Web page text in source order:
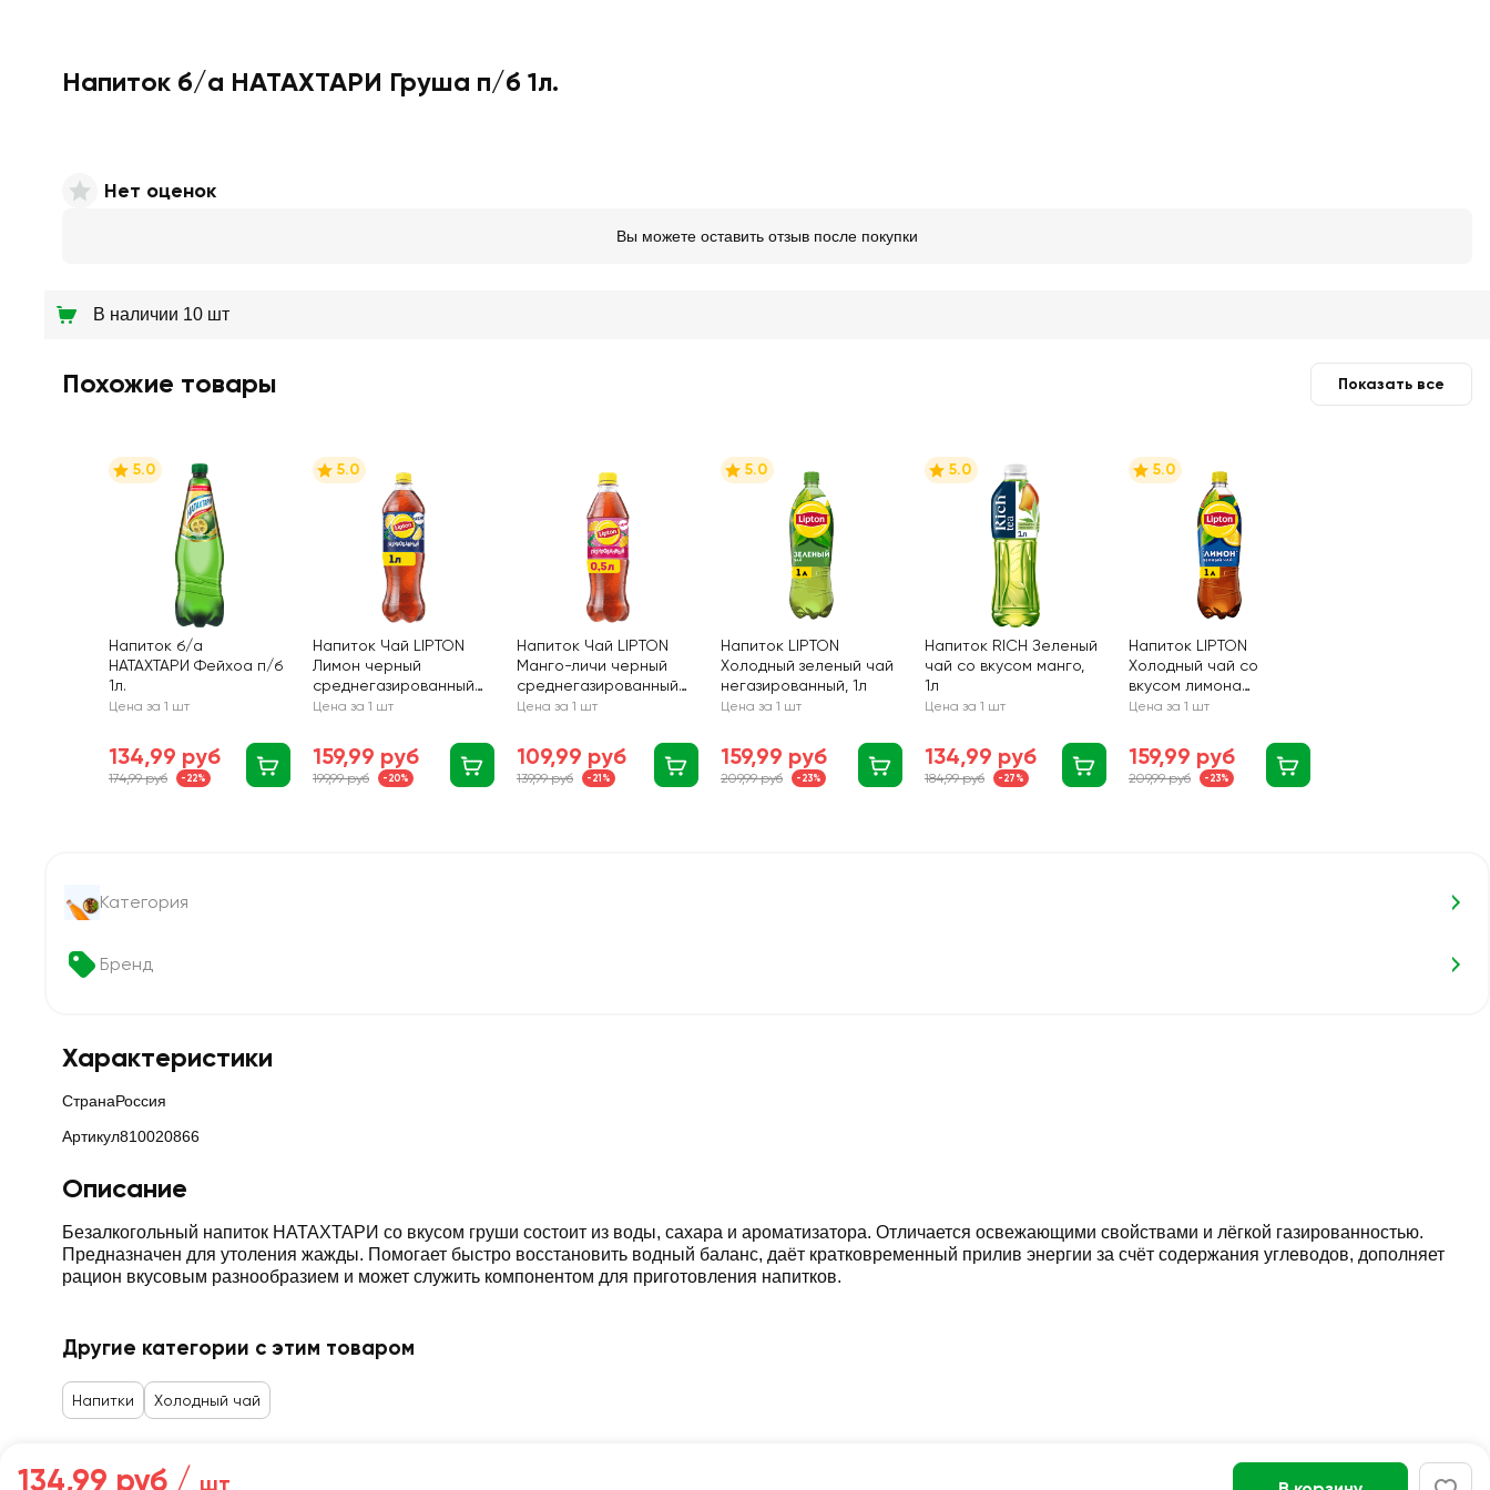
Напиток б/а НАТАХТАРИ Груша п/б 1л.
Нет оценок
Вы можете оставить отзыв после покупки
В наличии 10 шт
Категория
Бренд
Характеристики
СтранаРоссия
Артикул810020866
Описание
Безалкогольный напиток НАТАХТАРИ со вкусом груши состоит из воды, сахара и ароматизатора. Отличается освежающими свойствами и лёгкой газированностью.
Предназначен для утоления жажды. Помогает быстро восстановить водный баланс, даёт кратковременный прилив энергии за счёт содержания углеводов, дополняет
рацион вкусовым разнообразием и может служить компонентом для приготовления напитков.
Похожие товары Показать все
5.0
Напиток б/а
НАТАХТАРИ Фейхоа п/б
1л.
Цена за 1 шт
134,99 руб
174,99 руб -22%
5.0
Напиток Чай LIPTON
Лимон черный
среднегазированный
п/б 1л.
Цена за 1 шт
159,99 руб
199,99 руб -20%
Напиток Чай LIPTON
Манго-личи черный
среднегазированный
п/б 0,5л.
Цена за 1 шт
109,99 руб
139,99 руб -21%
5.0
Напиток LIPTON
Холодный зеленый чай
негазированный, 1л
Цена за 1 шт
159,99 руб
209,99 руб -23%
5.0
Напиток RICH Зеленый
чай со вкусом манго,
1л
Цена за 1 шт
134,99 руб
184,99 руб -27%
5.0
Напиток LIPTON
Холодный чай со
вкусом лимона
негазированный, 1л
Цена за 1 шт
159,99 руб
209,99 руб -23%
Другие категории с этим товаром
Напитки Холодный чай
134,99 руб / шт